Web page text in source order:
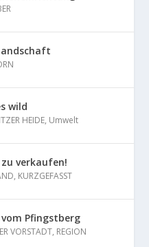
wild
HEIDE, Umwelt
verkaufen!
, KURZGEFASST
Pfingstberg
VORSTADT, REGION